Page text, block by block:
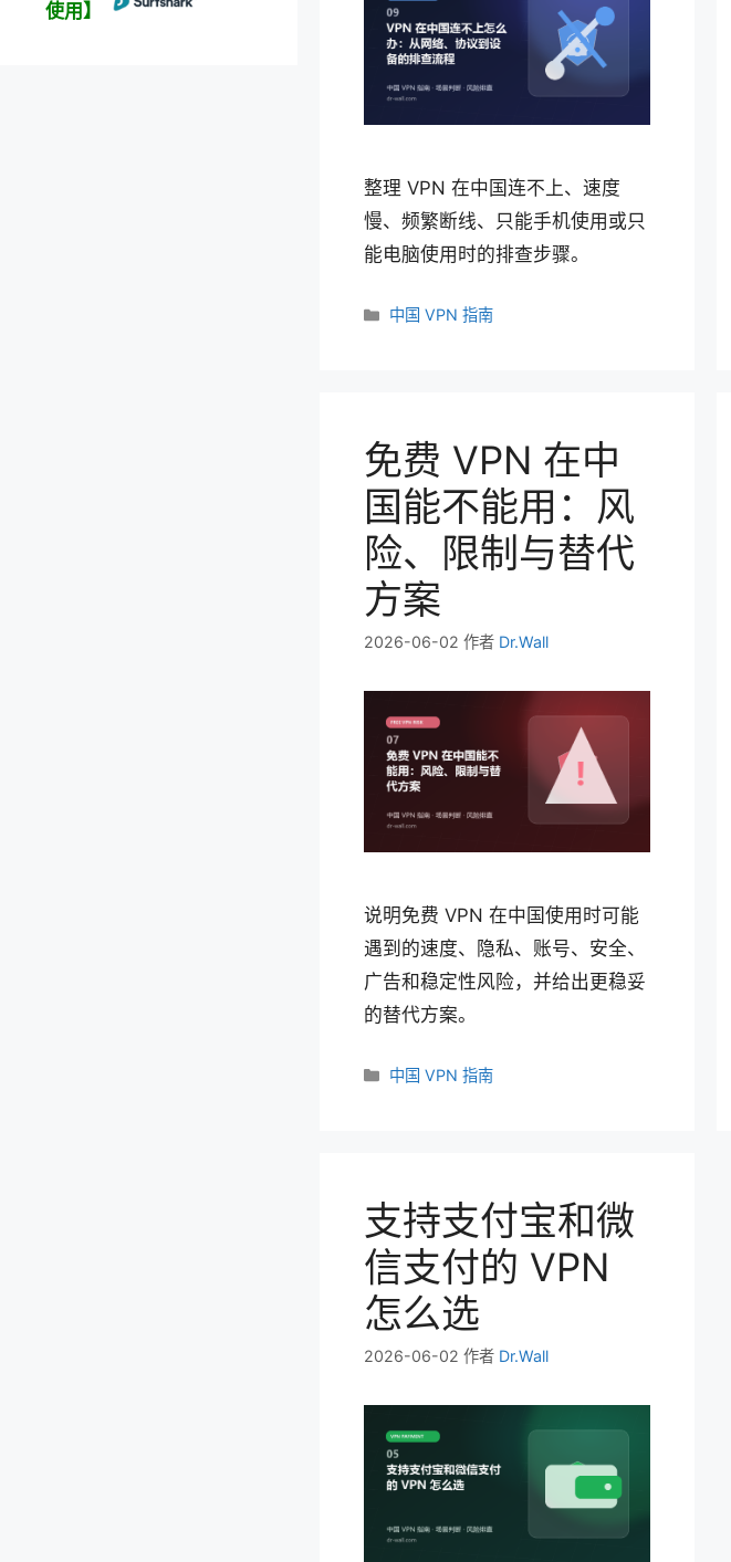
整理 VPN 在中国连不上、速度
慢、频繁断线、只能手机使用或只
能电脑使用时的排查步骤。
分
中国 VPN 指南
免费 VPN 在中
国能不能用：风
险、限制与替代
方案
2026-06-02 作者 Dr.Wall
说明免费 VPN 在中国使用时可能
遇到的速度、隐私、账号、安全、
广告和稳定性风险，并给出更稳妥
的替代方案。
分
中国 VPN 指南
支持支付宝和微
信支付的 VPN
怎么选
2026-06-02 作者 Dr.Wall
使用】